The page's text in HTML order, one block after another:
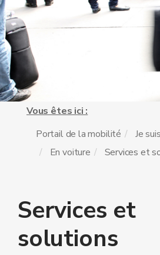
Vous êtes ici :
Portail de la mobilité
Je suis
En voiture
Services et
Services et
solutions